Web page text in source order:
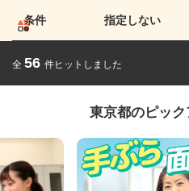
条件 指定しない
全 56 件ヒットしました
東京都のピッ